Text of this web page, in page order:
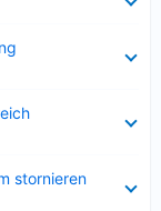
stornieren